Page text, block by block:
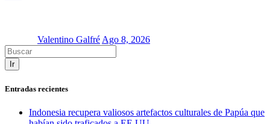
Valentino GalfréAgo 8, 2026
Ir
Entradas recientes
Indonesia recupera valiosos artefactos culturales de Papúa que